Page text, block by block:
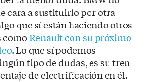
cara a sustituirlo por otra
que sí están haciendo otros
comoRenault con su próximo
. Lo que sí podemos
tipo de dudas, es su tren
de electrificación en él.